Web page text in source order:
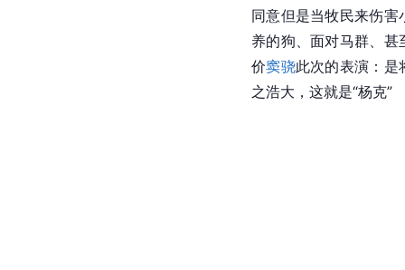
同意但是当牧民来伤
养的狗、面对马群、
价窦骁此次的表演：是
之浩大，这就是“杨克”